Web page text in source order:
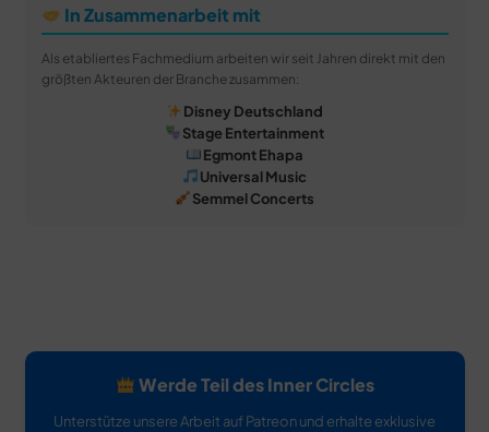
In Zusammenarbeit mit
Als etabliertes Fachmedium arbeiten wir seit Jahren direkt mit den
größten Akteuren der Branche zusammen:
Disney Deutschland
Stage Entertainment
Egmont Ehapa
Universal Music
Semmel Concerts
Werde Teil des Inner Circles
Unterstütze unsere Arbeit auf Patreon und erhalte exklusive